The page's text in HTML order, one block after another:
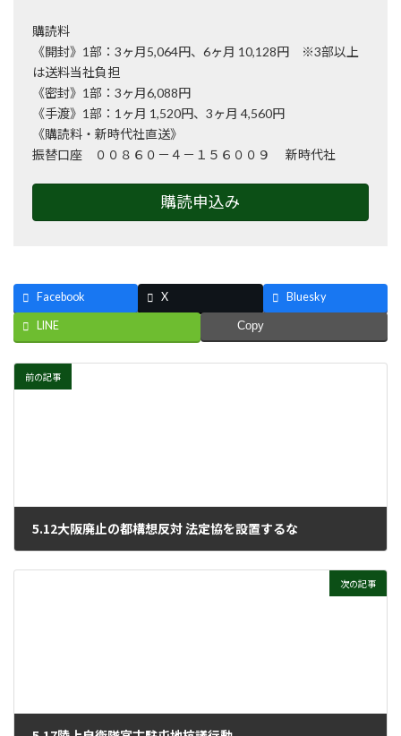
購読料
《開封》1部：3ヶ月5,064円、6ヶ月 10,128円 ※3部以上
は送料当社負担
《密封》1部：3ヶ月6,088円
《手渡》1部：1ヶ月 1,520円、3ヶ月 4,560円
《購読料・新時代社直送》
振替口座 ００８６０－４－１５６００９ 新時代社
購読申込み
Facebook X Bluesky
LINE Copy
前の記事
5.12大阪廃止の都構想反対 法定協を設置するな
次の記事